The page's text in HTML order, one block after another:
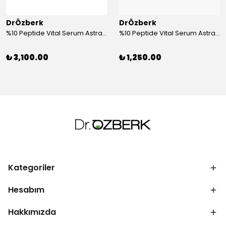
DrÖzberk
%10 Peptide Vital Serum Astragalus & Ginseng Extract 30 mL
₺ 3,100.00
DrÖzberk
%10 Peptide Vital Serum Astragalus & Ginseng Extract 10 mL
₺ 1,250.00
Kategoriler
Hesabım
Hakkımızda